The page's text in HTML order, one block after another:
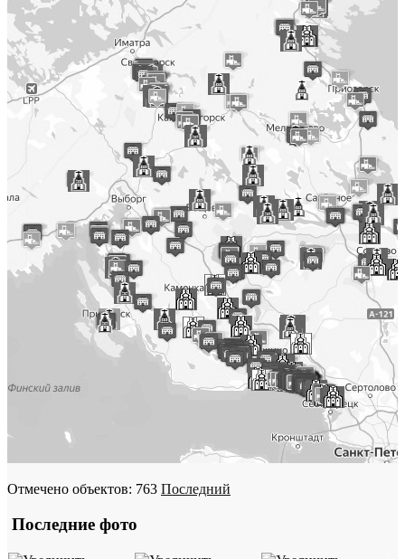
Отмечено объектов: 763 Последний
Последние фото